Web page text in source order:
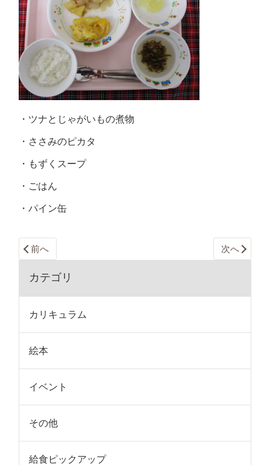
・ツナとじゃがいもの煮物
・ささみのピカタ
・もずくスープ
・ごはん
・パイン缶
前へ 次へ
カテゴリ
カリキュラム
絵本
イベント
その他
給食ピックアップ